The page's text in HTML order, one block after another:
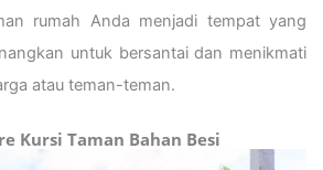
rumah Anda menjadi tempat yang
untuk bersantai dan menikmati
atau teman-teman.
Kursi Taman Bahan Besi